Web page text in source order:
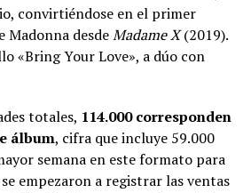
convirtiéndose en el primer
Madonna desdeMadame X(2019).
«Bring Your Love», a dúo con
totales, 114.000 corresponden
álbum, cifra que incluye 59.000
semana en este formato para
empezaron a registrar las ventas